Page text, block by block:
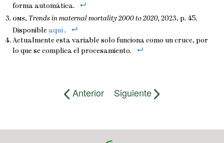
forma automática.
oms, Trends in maternal mortality 2000 to 2020, 2023, p. 45.
Disponible aquí .
Actualmente esta variable solo funciona como un cruce, por
lo que se complica el procesamiento.
Anterior Siguiente